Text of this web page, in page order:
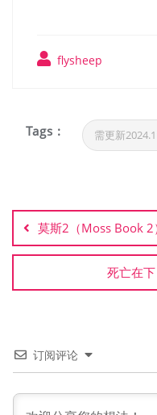
flysheep
Tags : 需更新
章
导
航
莫斯2（Moss Book 2
死亡在
订阅评论